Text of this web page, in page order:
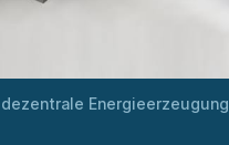
Energieerzeugung